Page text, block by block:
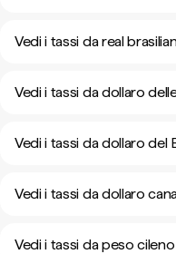
Vedi i tassi da real
Vedi i tassi da dollaro
Vedi i tassi da dollaro del
Vedi i tassi da dollaro
Vedi i tassi da peso